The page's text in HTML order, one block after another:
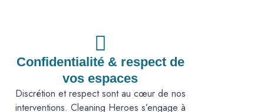
Confidentialité & respect de
vos espaces
Discrétion et respect sont au cœur de nos
interventions. Cleaning Heroes s’engage à